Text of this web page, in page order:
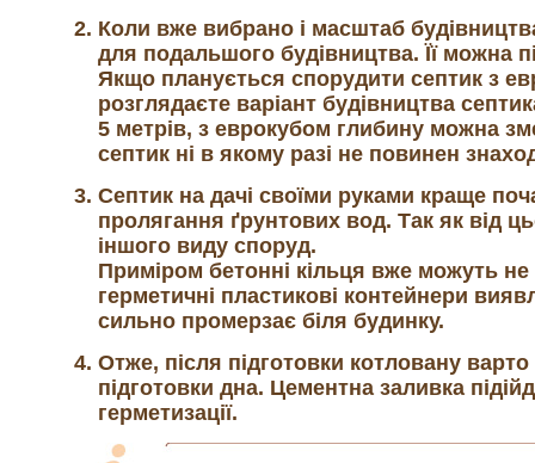
Коли вже вибрано і масштаб
для подальшого будівництва. Її можна
Якщо планується спорудити септик з
розглядаєте варіант будівництва
5 метрів, з еврокубом глибину можна
септик ні в якому разі не повинен
Септик на дачі своїми руками краще
пролягання ґрунтових вод. Так як від
іншого виду споруд.
Приміром бетонні кільця вже можуть
герметичні пластикові контейнери
сильно промерзає біля будинку.
Отже, після підготовки котловану
підготовки дна. Цементна заливка
герметизації.